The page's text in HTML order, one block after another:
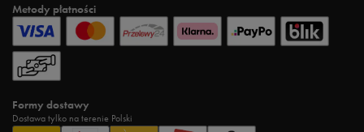
Metody płatności
Formy dostawy
Dostawa tylko na terenie Polski